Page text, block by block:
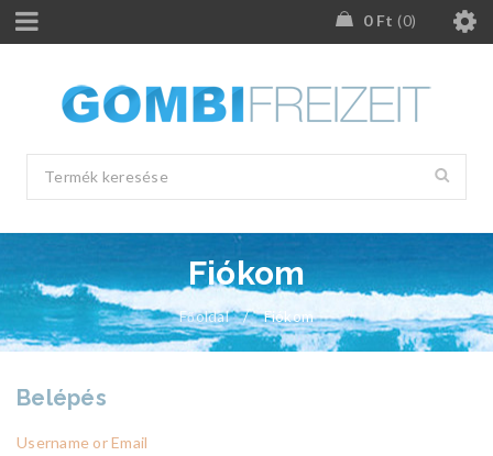
0 Ft 0
Fiókom
Főoldal / Fiókom
Belépés
Username or Email